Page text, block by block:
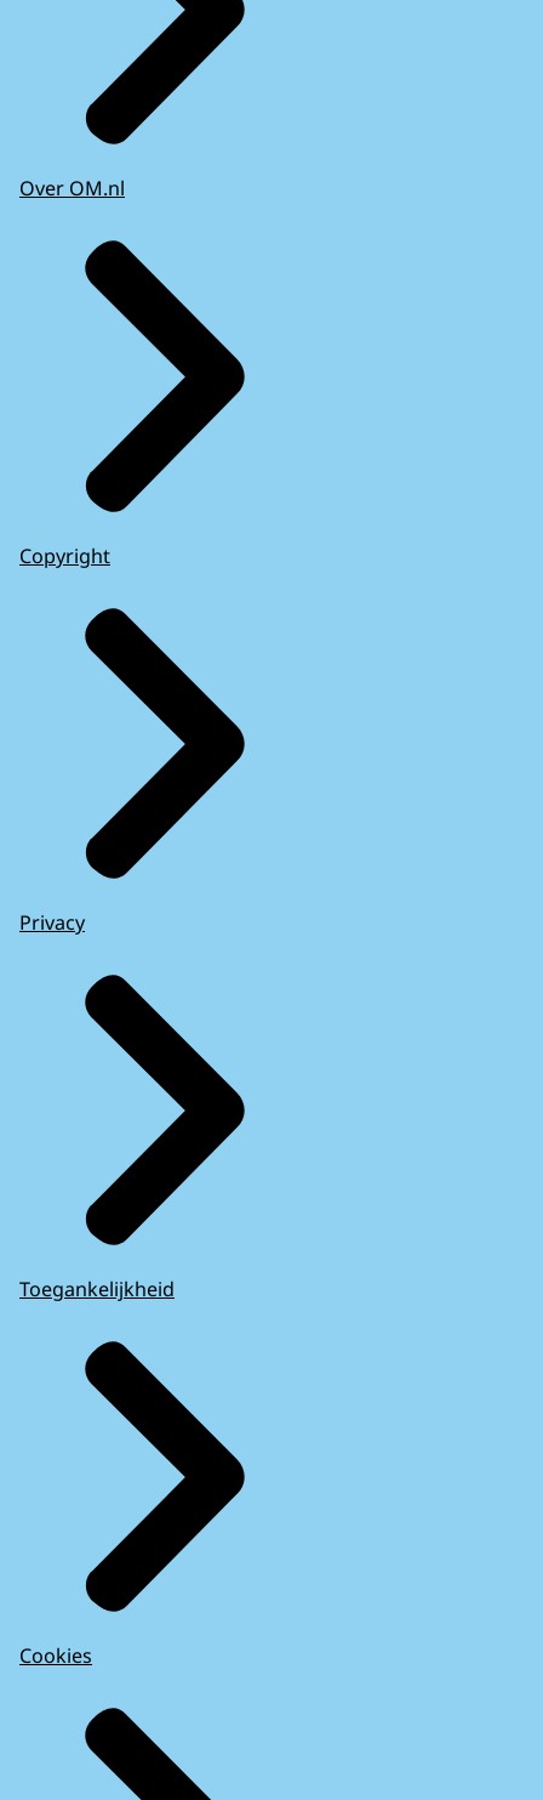
Over OM.nl
Copyright
Privacy
Toegankelijkheid
Cookies